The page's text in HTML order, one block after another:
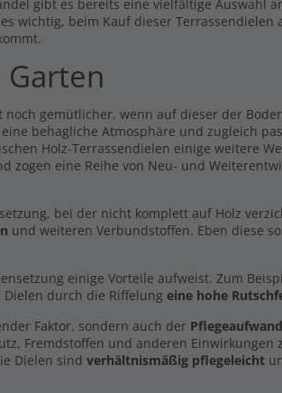
gibt es bereits eine vielfältige Auswahl
wichtig, beim Kauf dieser Terrassendielen
gemütlicher, wenn auf dieser der
behagliche Atmosphäre und zugleich
Holz-Terrassendielen einige weitere
zogen eine Reihe von Neu- und
bei der nicht komplett auf Holz
und weiteren Verbundstoffen. Eben diese
einige Vorteile aufweist. Zum
durch die Riffelung eine hohe
Faktor, sondern auch der Pflegeaufwand
Fremdstoffen und anderen Einwirkungen
Dielen sind verhältnismäßig pflegeleicht